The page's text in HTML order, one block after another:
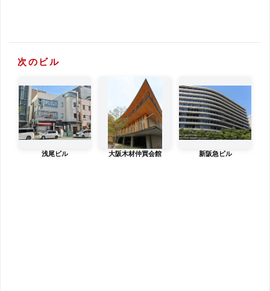
次のビル
浅尾ビル 大阪木材仲買会館 新阪急ビル